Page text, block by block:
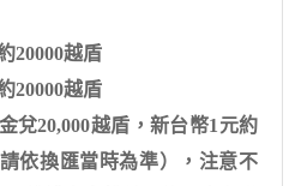
20000越盾
20000越盾
兌20,000越盾，新台幣1元約
依換匯當時為準），注意不